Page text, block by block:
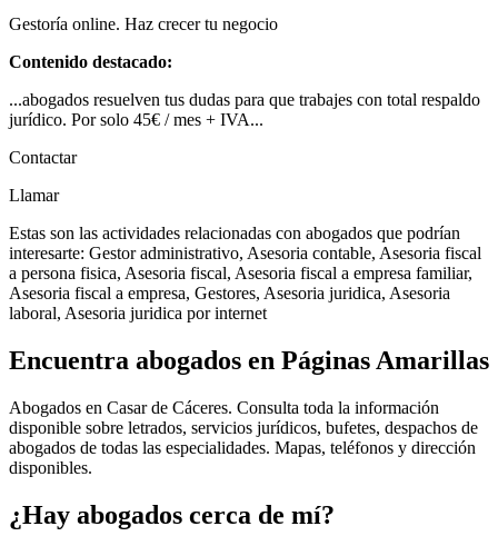
Gestoría online. Haz crecer tu negocio
Contenido destacado:
...abogados resuelven tus dudas para que trabajes con total respaldo
jurídico. Por solo 45€ / mes + IVA...
Contactar
Llamar
Estas son las actividades relacionadas con abogados que podrían
interesarte: Gestor administrativo, Asesoria contable, Asesoria fiscal
a persona fisica, Asesoria fiscal, Asesoria fiscal a empresa familiar,
Asesoria fiscal a empresa, Gestores, Asesoria juridica, Asesoria
laboral, Asesoria juridica por internet
Encuentra abogados en Páginas Amarillas
Abogados en Casar de Cáceres. Consulta toda la información
disponible sobre letrados, servicios jurídicos, bufetes, despachos de
abogados de todas las especialidades. Mapas, teléfonos y dirección
disponibles.
¿Hay abogados cerca de mí?